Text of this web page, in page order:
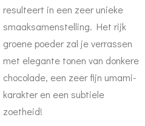
resulteert in een zeer unieke
smaaksamenstelling. Het rijk
groene poeder zal je verrassen
met elegante tonen van donkere
chocolade, een zeer fijn umami-
karakter en een subtiele
zoetheid!